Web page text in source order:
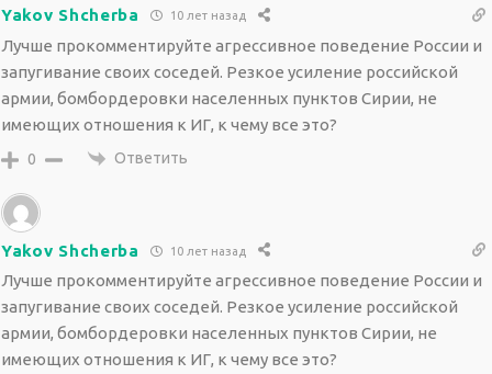
Yakov Shcherba 10 лет назад
Лучше прокомментируйте агрессивное поведение России и
запугивание своих соседей. Резкое усиление российской
армии, бомбордеровки населенных пунктов Сирии, не
имеющих отношения к ИГ, к чему все это?
0 Ответить
Yakov Shcherba 10 лет назад
Лучше прокомментируйте агрессивное поведение России и
запугивание своих соседей. Резкое усиление российской
армии, бомбордеровки населенных пунктов Сирии, не
имеющих отношения к ИГ, к чему все это?